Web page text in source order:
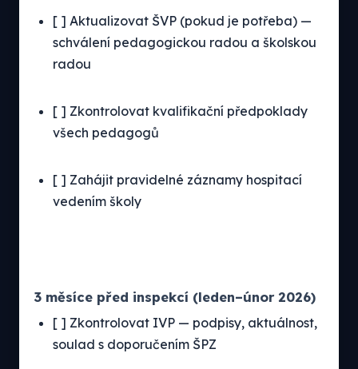
[ ] Aktualizovat ŠVP (pokud je potřeba) —
schválení pedagogickou radou a školskou
radou
[ ] Zkontrolovat kvalifikační předpoklady
všech pedagogů
[ ] Zahájit pravidelné záznamy hospitací
vedením školy
3 měsíce před inspekcí (leden–únor 2026)
[ ] Zkontrolovat IVP — podpisy, aktuálnost,
soulad s doporučením ŠPZ